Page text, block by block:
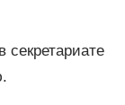
секретариате